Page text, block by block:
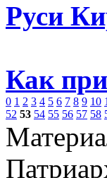
Руси
Как
0 1 2 3 4 5 6 7 8 9 10
52 53 54 55 56 57 58